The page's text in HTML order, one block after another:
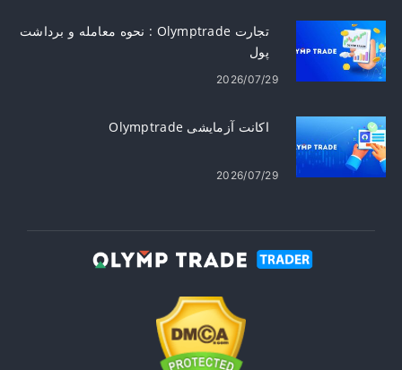
تجارت Olymptrade : نحوه معامله و برداشت
پول
2026/07/29
اکانت آزمایشی Olymptrade
2026/07/29